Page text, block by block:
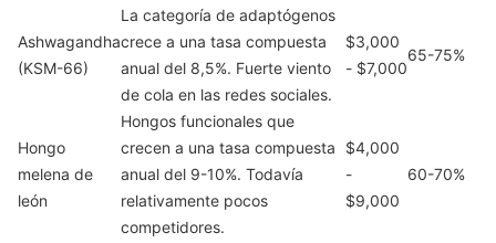
Ashwagandha
(KSM-66)
La categoría de adaptógenos
crece a una tasa compuesta
anual del 8,5%. Fuerte viento
de cola en las redes sociales.
$3,000
- $7,000
65-75%
Hongo
melena de
león
Hongos funcionales que
crecen a una tasa compuesta
anual del 9-10%. Todavía
relativamente pocos
competidores.
$4,000
-
$9,000
60-70%